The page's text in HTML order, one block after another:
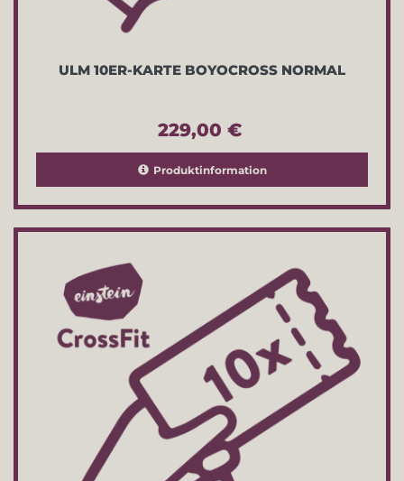
ULM 10ER-KARTE BOYOCROSS NORMAL
229,00 €
Produktinformation